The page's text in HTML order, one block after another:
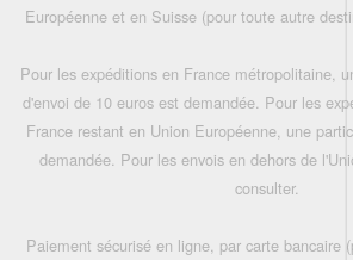
Européenne et en Suisse (pour toute autre
Pour les expéditions en France métropolitaine,
d'envoi de 10 euros est demandée. Pour les
France restant en Union Européenne, une
demandée. Pour les envois en dehors de
consulter.
Paiement sécurisé en ligne, par carte bancaire